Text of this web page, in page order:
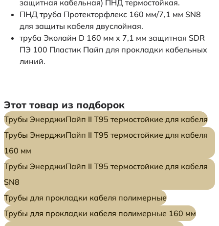
защитная кабельная) ПНД термостойкая.
ПНД труба Протекторфлекс 160 мм/7,1 мм SN8
для защиты кабеля двуслойная.
труба Эколайн D 160 мм x 7,1 мм защитная SDR
ПЭ 100 Пластик Пайп для прокладки кабельных
линий.
Этот товар из подборок
Трубы ЭнерджиПайп II Т95 термостойкие для кабеля
Трубы ЭнерджиПайп II Т95 термостойкие для кабеля
160 мм
Трубы ЭнерджиПайп II Т95 термостойкие для кабеля
SN8
Трубы для прокладки кабеля полимерные
Трубы для прокладки кабеля полимерные 160 мм